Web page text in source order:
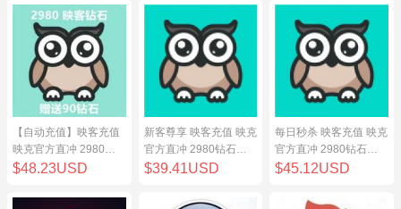
【自动充值】映客充值
映克官方直冲 2980钻
石 298元 inke钻石
$48.23USD
新客尊享 映客充值 映克
官方直冲 2980钻石
298元 inke钻石
$39.41USD
每日秒杀 映客充值 映克
官方直冲 2980钻石
298元 inke钻石
$45.12USD